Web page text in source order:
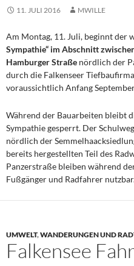
11. JULI 2016 MWILLE
Am Montag, 11. Juli, beginnt der
Sympathie“ im Abschnitt
Hamburger Straße nördlich der
durch die Falkenseer
voraussichtlich Anfang
Während der Bauarbeiten bleibt
Sympathie gesperrt. Der
nördlich der
bereits hergestellten Teil des
Panzerstraße bleiben während
Fußgänger und Radfahrer
UMWELT,WANDERUNGEN UND
Falkensee